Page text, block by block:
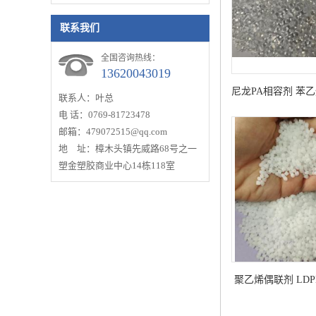
硬度86A
联系我们
全国咨询热线：
13620043019
联系人：叶总
电 话：0769-81723478
邮箱：479072515@qq.com
地 址：樟木头镇先威路68号之一
塑金塑胶商业中心14栋118室
尼龙PA相容剂 苯
用兼
聚乙烯偶联剂